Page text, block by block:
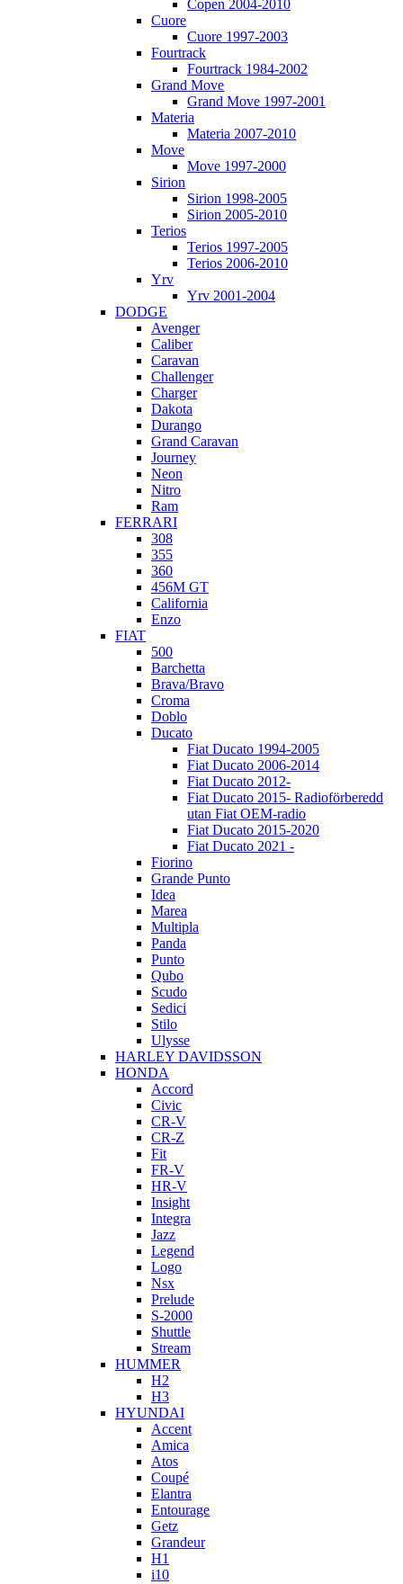
Copen 2004-2010
Cuore
Cuore 1997-2003
Fourtrack
Fourtrack 1984-2002
Grand Move
Grand Move 1997-2001
Materia
Materia 2007-2010
Move
Move 1997-2000
Sirion
Sirion 1998-2005
Sirion 2005-2010
Terios
Terios 1997-2005
Terios 2006-2010
Yrv
Yrv 2001-2004
DODGE
Avenger
Caliber
Caravan
Challenger
Charger
Dakota
Durango
Grand Caravan
Journey
Neon
Nitro
Ram
FERRARI
308
355
360
456M GT
California
Enzo
FIAT
500
Barchetta
Brava/Bravo
Croma
Doblo
Ducato
Fiat Ducato 1994-2005
Fiat Ducato 2006-2014
Fiat Ducato 2012-
Fiat Ducato 2015- Radioförberedd
utan Fiat OEM-radio
Fiat Ducato 2015-2020
Fiat Ducato 2021 -
Fiorino
Grande Punto
Idea
Marea
Multipla
Panda
Punto
Qubo
Scudo
Sedici
Stilo
Ulysse
HARLEY DAVIDSSON
HONDA
Accord
Civic
CR-V
CR-Z
Fit
FR-V
HR-V
Insight
Integra
Jazz
Legend
Logo
Nsx
Prelude
S-2000
Shuttle
Stream
HUMMER
H2
H3
HYUNDAI
Accent
Amica
Atos
Coupé
Elantra
Entourage
Getz
Grandeur
H1
i10